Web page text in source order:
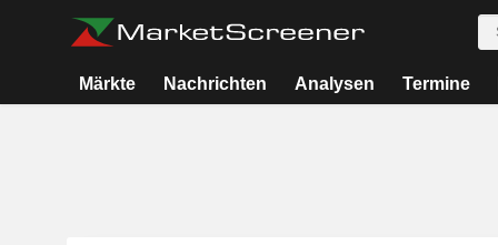
Märkte Nachrichten Analysen Termine